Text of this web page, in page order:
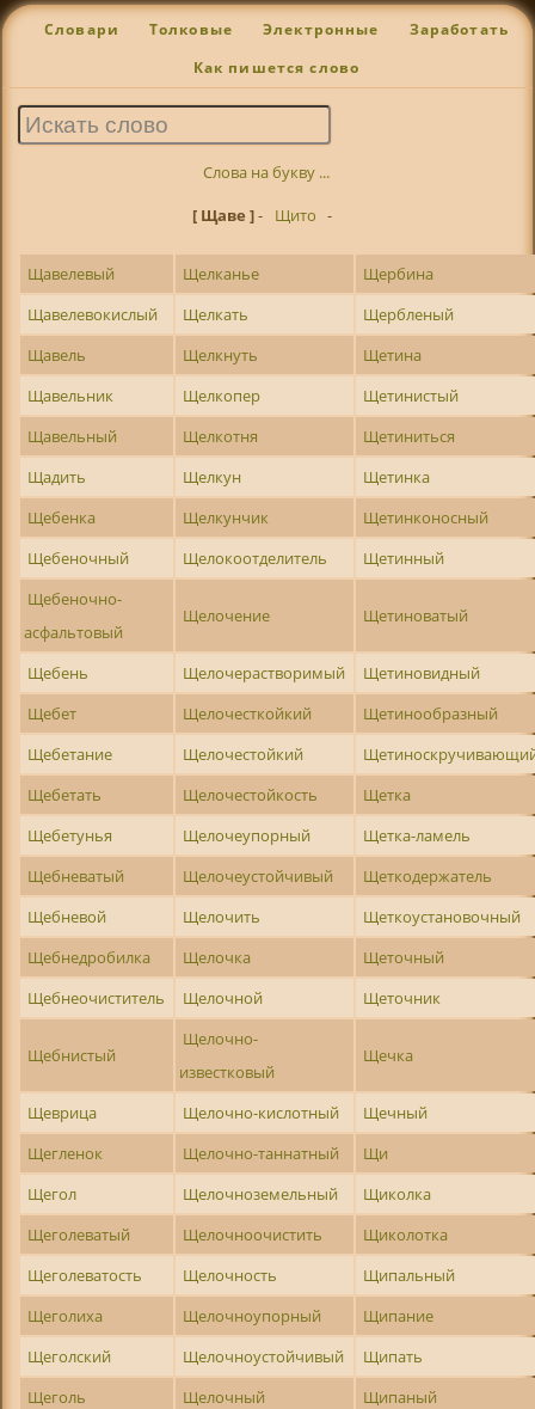
Словари Толковые Электронные Заработать
Как пишется слово
Слова на букву ...
[ Щаве ]- Щито -
Щавелевый Щелканье
Щербина
Щавелевокислый
Щелкать
Щербленый
Щавель
Щелкнуть
Щетина
Щавельник
Щелкопер
Щетинистый
Щавельный
Щелкотня
Щетиниться
Щадить
Щелкун
Щетинка
Щебенка
Щелкунчик
Щетинконосный
Щебеночный
Щелокоотделитель
Щетинный
Щебеночно-
асфальтовый
Щелочение Щетиноватый
Щебень Щелочерастворимый
Щетиновидный
Щебет
Щелочесткойкий
Щетинообразный
Щебетание
Щелочестойкий
Щебетать
Щелочестойкость
Щетка
Щебетунья
Щелочеупорный
Щетка-ламель
Щебневатый
Щелочеустойчивый
Щеткодержатель
Щебневой
Щелочить
Щеткоустановочный
Щебнедробилка
Щелочка
Щеточный
Щебнеочиститель
Щелочной Щеточник
Щебнистый
Щелочно-
известковый
Щечка
Щеврица Щелочно-кислотный
Щечный
Щегленок
Щелочно-таннатный
Щи
Щегол
Щелочноземельный
Щиколка
Щеголеватый
Щелочноочистить
Щиколотка
Щеголеватость
Щелочность
Щипальный
Щеголиха
Щелочноупорный
Щипание
Щеголский
Щелочноустойчивый
Щипать
Щеголь
Щелочный
Щипаный